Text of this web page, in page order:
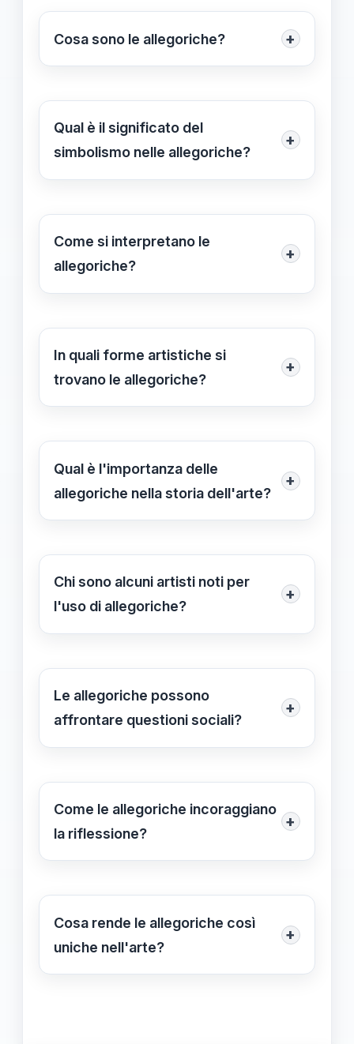
Cosa sono le allegoriche? +
Le allegoriche sono rappresentazioni
metafore per esprimere significati più
profondi, spesso con un messaggio
Qual è il significato del
simbolismo nelle allegoriche?
+
Il simbolismo nelle allegoriche
a concetti astratti, trasmettendo
significati complessi e arricchendo
Come si interpretano le
allegoriche?
+
L'interpretazione delle allegoriche
comprendere i messaggi sottesi,
esaminando simboli e contesto
In quali forme artistiche si
trovano le allegoriche?
+
Le allegoriche possono manifestarsi
forme artistiche, utilizzando simboli
visivi o narrativi per esprimere idee
Qual è l'importanza delle
allegoriche nella storia dell'arte?
+
Le allegoriche hanno svolto un ruolo
permettendo agli artisti di esprimere
ideali e valori culturali in modo
Chi sono alcuni artisti noti per
l'uso di allegoriche?
+
Artisti come Hieronymus Bosch,
sono noti per l'uso di allegoriche nelle
loro opere, affrontando teme temi
Le allegoriche possono
affrontare questioni sociali?
+
Sì, le allegoriche possono fungere da
sociali e politiche, nascondendo
critiche profonde sotto strati di
Come le allegoriche incoraggiano
la riflessione?
+
Le allegoriche invitano gli osservatori
profondi, stimolando un'analisi critica
e personale di ciò che viene
Cosa rende le allegoriche così
uniche nell'arte?
+
L'unicità delle allegoriche risiede nella